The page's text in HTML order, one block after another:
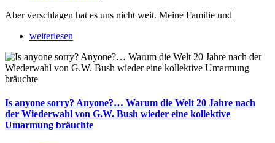
Aber verschlagen hat es uns nicht weit. Meine Familie und
weiterlesen
Is anyone sorry? Anyone?… Warum die Welt 20 Jahre nach
der Wiederwahl von G.W. Bush wieder eine kollektive
Umarmung bräuchte